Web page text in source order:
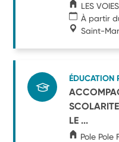
LES
À partir
Saint-
ÉDUCATION
LE ...
Pole